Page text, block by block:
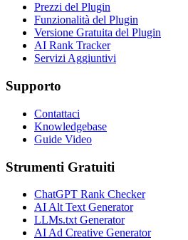
Prezzi del Plugin
Funzionalità del Plugin
Versione Gratuita del Plugin
AI Rank Tracker
Servizi Aggiuntivi
Supporto
Contattaci
Knowledgebase
Guide Video
Strumenti Gratuiti
ChatGPT Rank Checker
AI Alt Text Generator
LLMs.txt Generator
AI Ad Creative Generator